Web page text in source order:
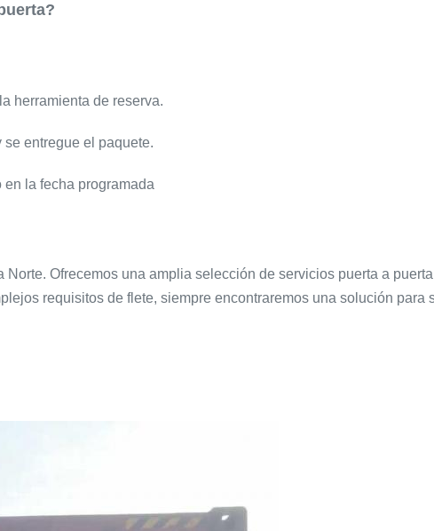
herramienta de reserva.
entregue el paquete.
la fecha programada
Ofrecemos una amplia selección de servicios puerta a
requisitos de flete, siempre encontraremos una solución para